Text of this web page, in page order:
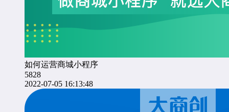
如何运营商城小程序
5828
2022-07-05 16:13:48